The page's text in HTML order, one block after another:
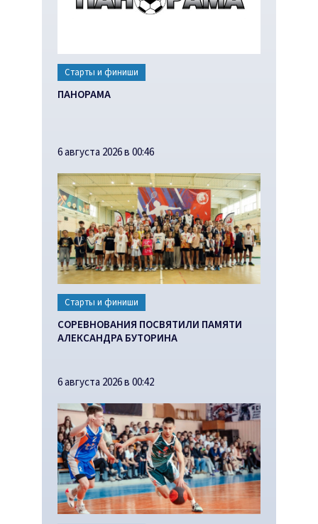
Старты и финиши
ПАНОРАМА
6 августа 2026 в 00:46
Старты и финиши
СОРЕВНОВАНИЯ ПОСВЯТИЛИ ПАМЯТИ
АЛЕКСАНДРА БУТОРИНА
6 августа 2026 в 00:42